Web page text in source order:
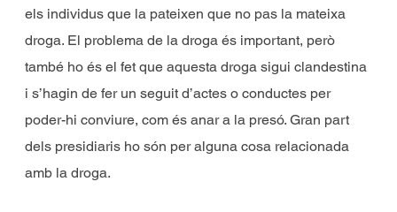
els individus que la pateixen que no pas la mateixa
droga. El problema de la droga és important, però
també ho és el fet que aquesta droga sigui clandestina
i s’hagin de fer un seguit d’actes o conductes per
poder-hi conviure, com és anar a la presó. Gran part
dels presidiaris ho són per alguna cosa relacionada
amb la droga.